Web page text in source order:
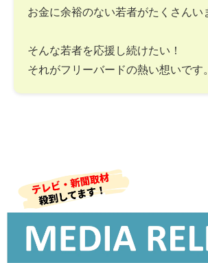
お金に余裕のない若者がたくさんい
そんな若者を応援し続けたい！
それがフリーバードの熱い想いです。